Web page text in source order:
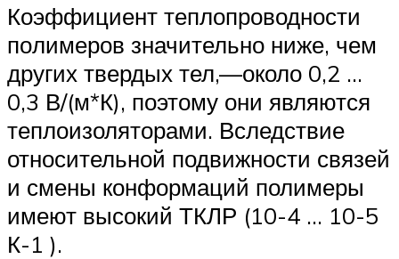
Коэффициент теплопроводности
по­лимеров значительно ниже, чем
других твердых тел,—около 0,2 …
0,3 В/(м*К), поэтому они являются
теплоизоляторами. Вследствие
относительной подвижности связей
и смены конфор­маций полимеры
имеют высокий ТКЛР (10-4 … 10-5
К-1 ).